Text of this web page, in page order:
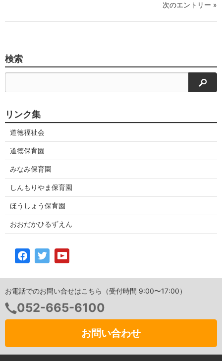
次のエントリー »
検索
検索
リンク集
道徳福祉会
道徳保育園
みなみ保育園
しんもりやま保育園
ほうしょう保育園
おおだかひるずえん
お電話でのお問い合せはこちら（受付時間 9:00〜17:00）
052-665-6100
お問い合わせ